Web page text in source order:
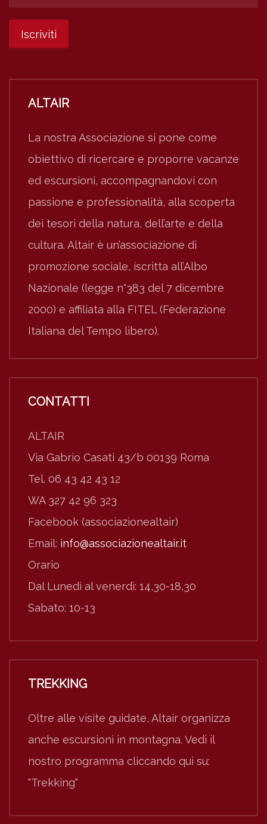
ALTAIR
La nostra Associazione si pone come
obiettivo di ricercare e proporre vacanze
ed escursioni, accompagnandovi con
passione e professionalità, alla scoperta
dei tesori della natura, dell’arte e della
cultura. Altair è un’associazione di
promozione sociale, iscritta all’Albo
Nazionale (legge n°383 del 7 dicembre
2000) e affiliata alla FITEL (Federazione
Italiana del Tempo libero).
CONTATTI
ALTAIR
Via Gabrio Casati 43/b 00139 Roma
Tel. 06 43 42 43 12
WA 327 42 96 323
Facebook (associazionealtair)
Email: info@associazionealtair.it
Orario
Dal Lunedì al venerdì: 14,30-18,30
Sabato: 10-13
TREKKING
Oltre alle visite guidate, Altair organizza
anche escursioni in montagna. Vedi il
nostro programma cliccando qui su:
"Trekking"